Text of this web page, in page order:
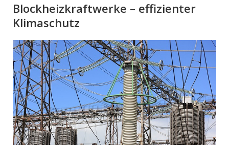
Blockheizkraftwerke – effizienter
Klimaschutz